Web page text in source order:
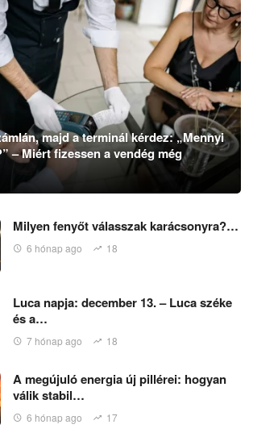
majd a terminál kérdez: „Mennyi
– Miért fizessen a vendég még
Milyen fenyőt válasszak karácsonyra?…
6 hónap ago 18
Luca napja: december 13. – Luca széke
és a…
7 hónap ago 18
A megújuló energia új pillérei: hogyan
válik stabil…
6 hónap ago 17